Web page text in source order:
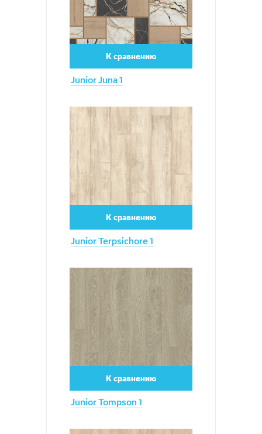
Junior Juna 1
К сравнению
Junior Terpsichore 1
К сравнению
Junior Tompson 1
Увеличить
К сравнению